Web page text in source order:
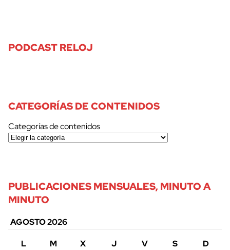
PODCAST RELOJ
CATEGORÍAS DE CONTENIDOS
Categorías de contenidos
PUBLICACIONES MENSUALES, MINUTO A
MINUTO
AGOSTO 2026
L
M X J V S
D